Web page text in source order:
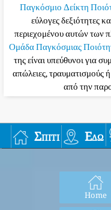
Παγκόσμιο Δείκτη
εύλογες δεξιότητες
περιεχομένου αυτών των
Ομάδα Παγκόσμιας
της είναι υπεύθυνοι για
απώλειες, τραυματισμούς
από την
Σπίτι Εδώ
Home